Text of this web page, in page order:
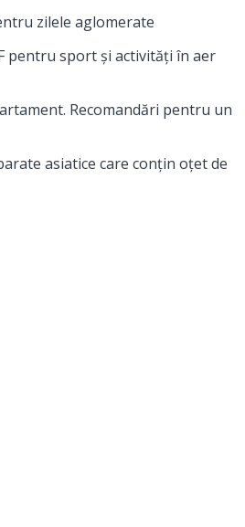
zilele aglomerate
pentru sport și activități în aer
Recomandări pentru un
asiatice care conțin oțet de